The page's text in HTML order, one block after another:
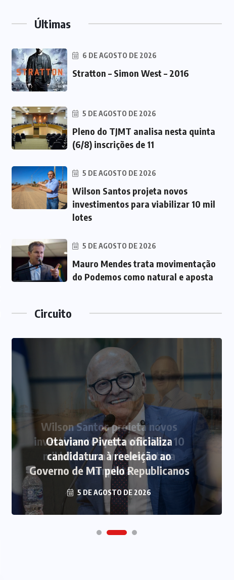
Últimas
6 DE AGOSTO DE 2026
Stratton – Simon West – 2016
5 DE AGOSTO DE 2026
Pleno do TJMT analisa nesta quinta
(6/8) inscrições de 11
5 DE AGOSTO DE 2026
Wilson Santos projeta novos
investimentos para viabilizar 10 mil
lotes
5 DE AGOSTO DE 2026
Mauro Mendes trata movimentação
do Podemos como natural e aposta
Circuito
Otaviano Pivetta oficializa
candidatura à reeleição ao
Governo de MT pelo Republicanos
5 DE AGOSTO DE 2026